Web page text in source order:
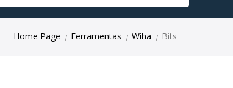
Home Page | Ferramentas | Wiha | Bits